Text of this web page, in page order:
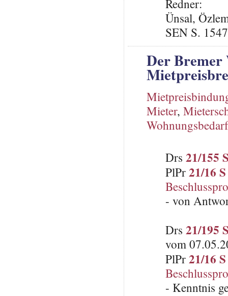
Redner:
Ünsal,
SEN S.
Der Bremer
Mieter,
Wohnungsbedarf
Drs 21/155
PlPr21/16 S
- von
Drs 21/195
vom
PlPr21/16 S
- Kenntnis